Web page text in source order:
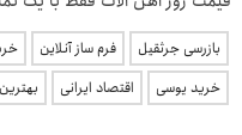
بازرسی جرثقیل فرم ساز آنلاین
خرید یوسی
اقتصاد ایرانی